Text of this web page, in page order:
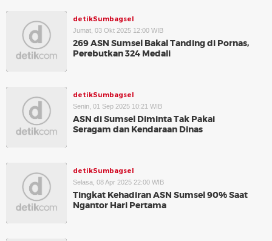
detikSumbagsel
Jumat, 03 Okt 2025 12:00 WIB
269 ASN Sumsel Bakal Tanding di Pornas,
Perebutkan 324 Medali
detikSumbagsel
Senin, 01 Sep 2025 10:21 WIB
ASN di Sumsel Diminta Tak Pakai
Seragam dan Kendaraan Dinas
detikSumbagsel
Selasa, 08 Apr 2025 22:00 WIB
Tingkat Kehadiran ASN Sumsel 90% Saat
Ngantor Hari Pertama